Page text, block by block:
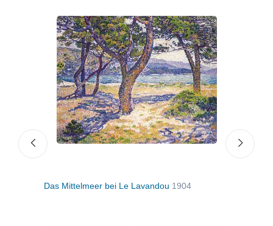
Das Mittelmeer bei Le Lavandou 1904